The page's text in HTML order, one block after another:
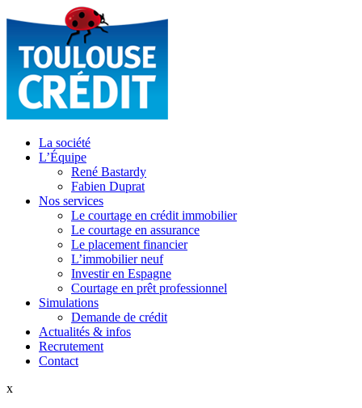
La société
L’Équipe
René Bastardy
Fabien Duprat
Nos services
Le courtage en crédit immobilier
Le courtage en assurance
Le placement financier
L’immobilier neuf
Investir en Espagne
Courtage en prêt professionnel
Simulations
Demande de crédit
Actualités & infos
Recrutement
Contact
x